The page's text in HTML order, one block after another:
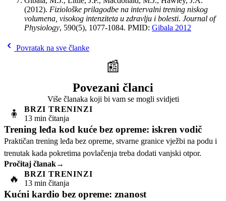
(2012). Fiziološke prilagodbe na intervalni trening niskog
volumena, visokog intenziteta u zdravlju i bolesti. Journal of
Physiology, 590(5), 1077-1084. PMID: Gibala 2012
Povratak na sve članke
📰
Povezani članci
Više članaka koji bi vam se mogli svidjeti
🧍
BRZI TRENINZI
13 min čitanja
Trening leđa kod kuće bez opreme: iskren vodič
Praktičan trening leđa bez opreme, stvarne granice vježbi na podu i
trenutak kada pokretima povlačenja treba dodati vanjski otpor.
Pročitaj članak→
🔥
BRZI TRENINZI
13 min čitanja
Kućni kardio bez opreme: znanost